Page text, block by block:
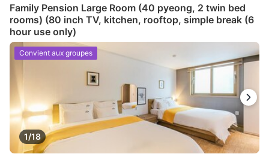
Family Pension Large Room (40 pyeong, 2 twin bed
rooms) (80 inch TV, kitchen, rooftop, simple break (6
hour use only)
1/18
Convient aux groupes